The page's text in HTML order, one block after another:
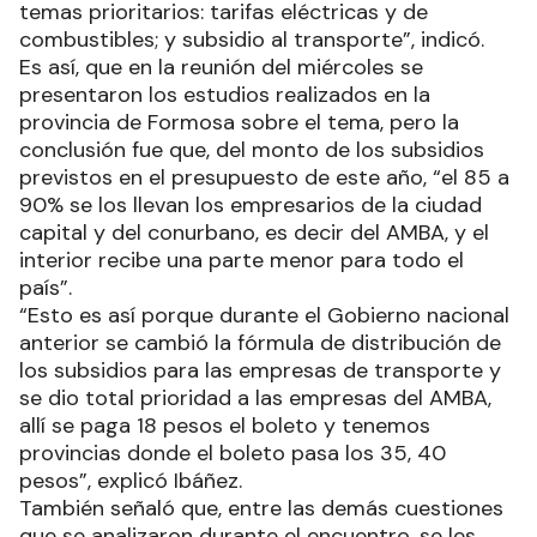
temas prioritarios: tarifas eléctricas y de
combustibles; y subsidio al transporte”, indicó.
Es así, que en la reunión del miércoles se
presentaron los estudios realizados en la
provincia de Formosa sobre el tema, pero la
conclusión fue que, del monto de los subsidios
previstos en el presupuesto de este año, “el 85 a
90% se los llevan los empresarios de la ciudad
capital y del conurbano, es decir del AMBA, y el
interior recibe una parte menor para todo el
país”.
“Esto es así porque durante el Gobierno nacional
anterior se cambió la fórmula de distribución de
los subsidios para las empresas de transporte y
se dio total prioridad a las empresas del AMBA,
allí se paga 18 pesos el boleto y tenemos
provincias donde el boleto pasa los 35, 40
pesos”, explicó Ibáñez.
También señaló que, entre las demás cuestiones